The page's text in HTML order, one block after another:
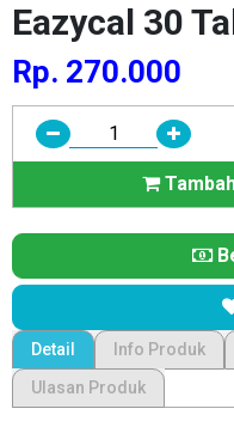
Eazycal 30
Rp. 270.000
Detail Info Produk
Ulasan Produk